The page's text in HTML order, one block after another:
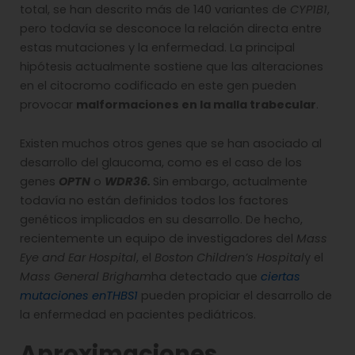
total, se han descrito más de 140 variantes de CYP1B1,
pero todavía se desconoce la relación directa entre
estas mutaciones y la enfermedad. La principal
hipótesis actualmente sostiene que las alteraciones
en el citocromo codificado en este gen pueden
provocar malformaciones en la malla trabecular.
Existen muchos otros genes que se han asociado al
desarrollo del glaucoma, como es el caso de los
genes OPTN o WDR36. Sin embargo, actualmente
todavía no están definidos todos los factores
genéticos implicados en su desarrollo. De hecho,
recientemente un equipo de investigadores del Mass
Eye and Ear Hospital, el Boston Children’s Hospitaly el
Mass General Brighamha detectado que ciertas
mutaciones enTHBS1 pueden propiciar el desarrollo de
la enfermedad en pacientes pediátricos.